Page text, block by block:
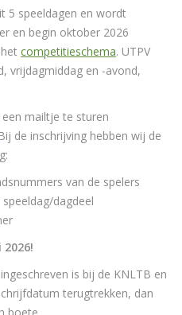
5 speeldagen en wordt
en begin oktober 2026
competitieschema. UTPV
vrijdagmiddag en -avond,
mailtje te sturen
de inschrijving hebben wij de
van de spelers
dagdeel
is bij de KNLTB en
terugtrekken, dan